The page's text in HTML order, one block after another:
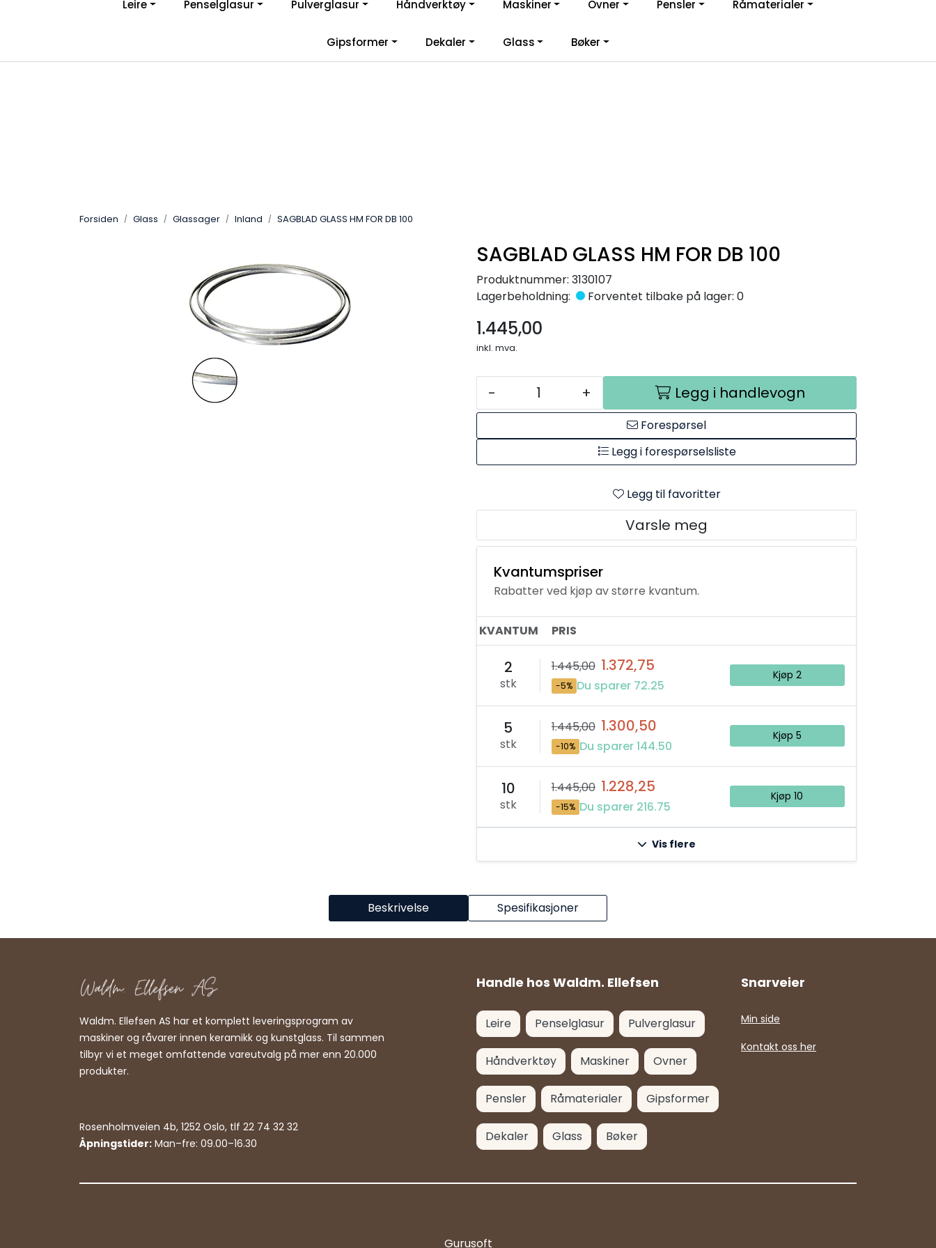
Velkommen til vår nye nettbutikk! Besøk Min side for mer informasjon
Leire Penselglasur Pulverglasur Håndverktøy Maskiner Ovner Pensler Råmaterialer
Gipsformer Dekaler Glass Bøker
Forsiden Glass Glassager Inland SAGBLAD GLASS HM FOR DB 100
SAGBLAD GLASS HM FOR DB 100
Produktnummer: 3130107
Lagerbeholdning:
Forventet tilbake på lager: 0
1.445,00
inkl. mva.
- + Legg i handlevogn
Forespørsel
Legg i forespørselsliste
Legg til favoritter
Varsle meg
Kvantumspriser
Rabatter ved kjøp av større kvantum.
KVANTUM PRIS
2
stk
1.445,00 1.372,75
-5% Du sparer 72.25
Kjøp 2
5
stk
1.445,00 1.300,50
-10% Du sparer 144.50
Kjøp 5
10
stk
1.445,00 1.228,25
-15% Du sparer 216.75
Kjøp 10
Vis flere
Beskrivelse Spesifikasjoner
Handle hos Waldm. Ellefsen
Waldm. Ellefsen AS har et komplett leveringsprogram av
maskiner og råvarer innen keramikk og kunstglass. Til sammen
tilbyr vi et meget omfattende vareutvalg på mer enn 20.000
produkter.
Rosenholmveien 4b, 1252 Oslo, tlf 22 74 32 32
Åpningstider: Man–fre: 09.00–16.30
Leire Penselglasur Pulverglasur
Håndverktøy Maskiner Ovner
Pensler Råmaterialer Gipsformer
Dekaler Glass Bøker
Snarveier
Min side
Kontakt oss her
Gurusoft